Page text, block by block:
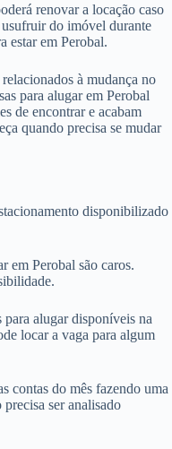
renovar a locação caso
usufruir do imóvel durante
estar em Perobal.
à mudança no
para alugar em Perobal
de encontrar e acabam
quando precisa se mudar
disponibilizado
em Perobal são caros.
para alugar disponíveis na
locar a vaga para algum
contas do mês fazendo uma
ser analisado